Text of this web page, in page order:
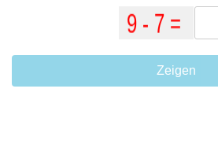
Zeigen